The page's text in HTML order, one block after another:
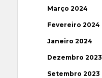
Março 2024
Fevereiro 2024
Janeiro 2024
Dezembro 2023
Setembro 2023